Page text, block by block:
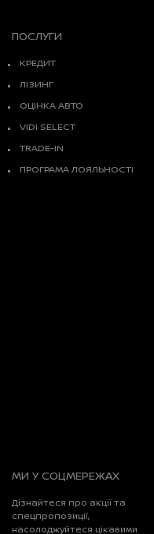
ПОСЛУГИ
КРЕДИТ
ЛІЗИНГ
ОЦІНКА АВТО
VIDI SELECT
TRADE-IN
ПРОГРАМА ЛОЯЛЬНОСТІ
МИ У СОЦМЕРЕЖАХ
Дізнайтеся про акції та
спецпропозиції,
насолоджуйтеся цікавими